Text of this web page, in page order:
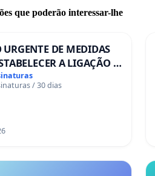
que poderão interessar-lhe
DE MEDIDAS
A LIGAÇÃO -
129
/ 30 dias